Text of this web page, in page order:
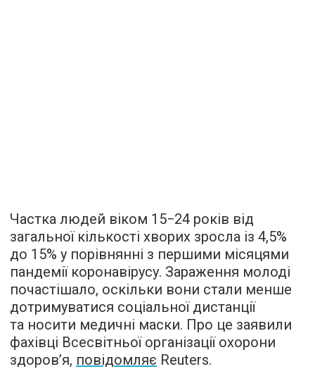
Частка людей віком 15−24 років від
загальної кількості хворих зросла із 4,5%
до 15% у порівнянні з першими місяцями
пандемії коронавірусу. Зараження молоді
почастішало, оскільки вони стали менше
дотримуватися соціальної дистанції
та носити медичні маски. Про це заявили
фахівці Всесвітньої організації охорони
здоров’я, повідомляє Reuters.